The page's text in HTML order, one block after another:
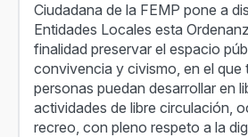
Ciudadana de la FEMP pone a
Entidades Locales esta
finalidad preservar el espacio
convivencia y civismo, en el que
personas puedan desarrollar en
actividades de libre circulación,
recreo, con pleno respeto a la